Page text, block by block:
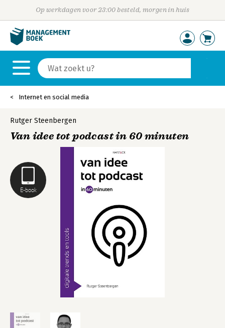
Op werkdagen voor 23:00 besteld, morgen in huis
Internet en social media
E-book
Rutger Steenbergen
Van idee tot podcast in 60 minuten